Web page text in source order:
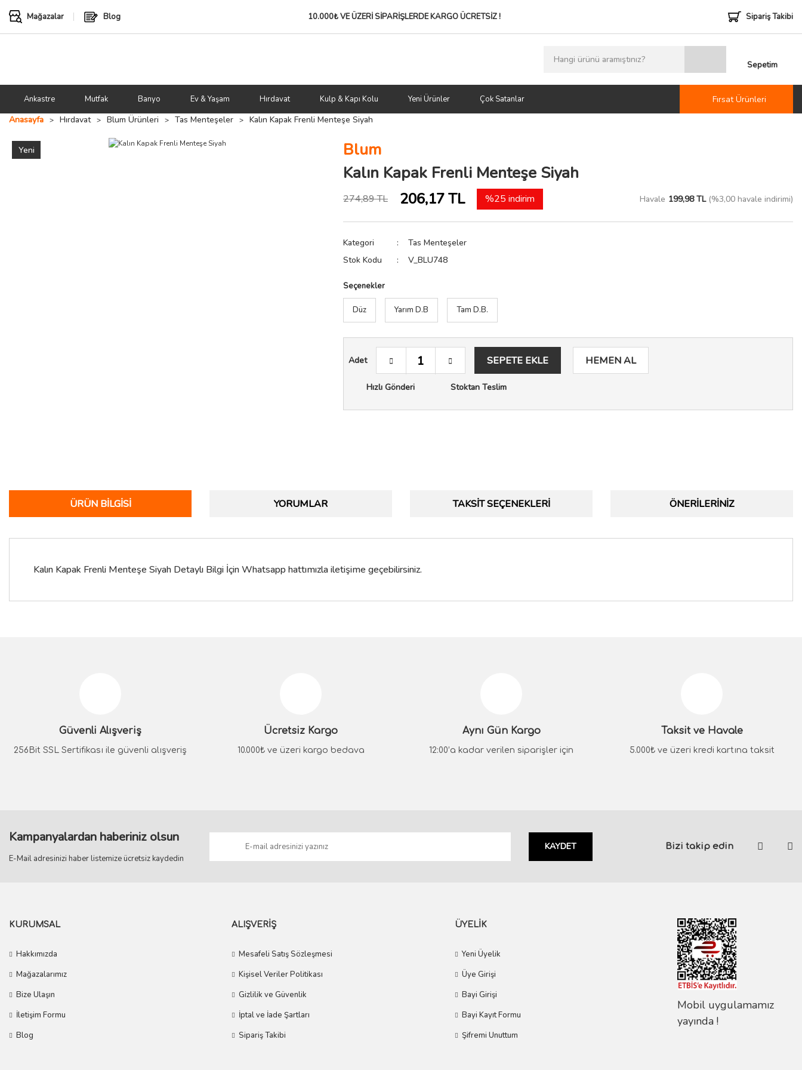
Mağazalar Blog 10.000₺ VE ÜZERİ SİPARİŞLERDEKARGO ÜCRETSİZ ! Sipariş Takibi
Sepetim
Ankastre Mutfak Banyo Ev & Yaşam Hırdavat Kulp & Kapı Kolu Yeni Ürünler Çok Satanlar
Fırsat Ürünleri
Anasayfa
Hırdavat Blum Ürünleri Tas Menteşeler Kalın Kapak Frenli Menteşe Siyah
Yeni
Blum
Kalın Kapak Frenli Menteşe Siyah
274,89 TL 206,17 TL %25 indirim Havale 199,98 TL(%3,00 havale indirimi)
Kategori
Tas Menteşeler
Stok Kodu
V_BLU748
Seçenekler
Düz Yarım D.B Tam D.B.
Adet SEPETE EKLE HEMEN AL
Hızlı Gönderi Stoktan Teslim
ÜRÜN BILGISI YORUMLAR TAKSIT SEÇENEKLERI ÖNERILERINIZ
Kalın Kapak Frenli Menteşe Siyah Detaylı Bilgi İçin Whatsapp hattımızla iletişime geçebilirsiniz.
Ürün bilgilerinde hatalar bulunuyor.
Ürün fiyatı diğer sitelerden daha pahalı.
Güvenli Alışveriş
256Bit SSL Sertifikası ile güvenli alışveriş
Ücretsiz Kargo
10.000₺ ve üzeri kargo bedava
Aynı Gün Kargo
12:00’a kadar verilen siparişler için
Taksit ve Havale
5.000₺ ve üzeri kredi kartına taksit
Kampanyalardan haberiniz olsun
E-Mail adresinizi haber listemize ücretsiz kaydedin
KAYDET Bizi takip edin
KURUMSAL
Hakkımızda
Mağazalarımız
Bize Ulaşın
İletişim Formu
Blog
ALIŞVERİŞ
Mesafeli Satış Sözleşmesi
Kişisel Veriler Politikası
Gizlilik ve Güvenlik
İptal ve İade Şartları
Sipariş Takibi
ÜYELİK
Yeni Üyelik
Üye Girişi
Bayi Girişi
Bayi Kayıt Formu
Şifremi Unuttum
Mobil uygulamamız
yayında !